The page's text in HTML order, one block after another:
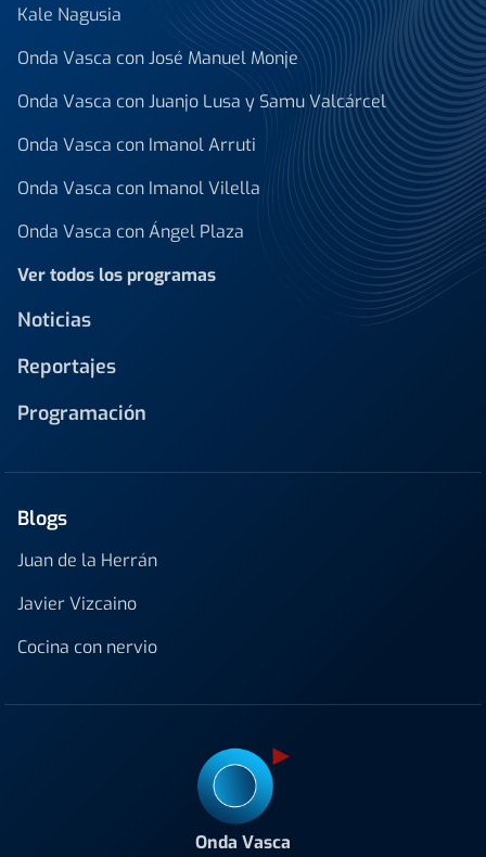
Kale Nagusia
Onda Vasca con José Manuel Monje
Onda Vasca con Juanjo Lusa y Samu Valcárcel
Onda Vasca con Imanol Arruti
Onda Vasca con Imanol Vilella
Onda Vasca con Ángel Plaza
Ver todos los programas
Noticias
Reportajes
Programación
Blogs
Juan de la Herrán
Javier Vizcaino
Cocina con nervio
Onda Vasca